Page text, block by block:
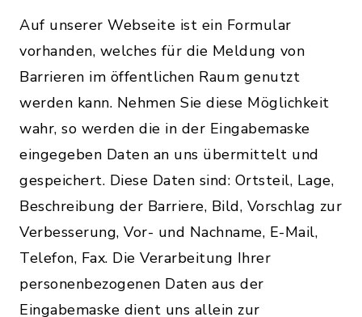
Auf unserer Webseite ist ein Formular
vorhanden, welches für die Meldung von
Barrieren im öffentlichen Raum genutzt
werden kann. Nehmen Sie diese Möglichkeit
wahr, so werden die in der Eingabemaske
eingegeben Daten an uns übermittelt und
gespeichert. Diese Daten sind: Ortsteil, Lage,
Beschreibung der Barriere, Bild, Vorschlag zur
Verbesserung, Vor- und Nachname, E-Mail,
Telefon, Fax. Die Verarbeitung Ihrer
personenbezogenen Daten aus der
Eingabemaske dient uns allein zur